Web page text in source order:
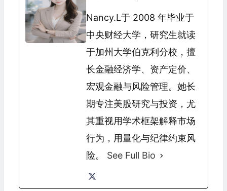
Nancy.L于 2008 年毕业于
中央财经大学，研究生就读
于加州大学伯克利分校，擅
长金融经济学、资产定价、
宏观金融与风险管理。她长
期专注美股研究与投资，尤
其重视用学术框架解释市场
行为，用量化与纪律约束风
险。 See Full Bio